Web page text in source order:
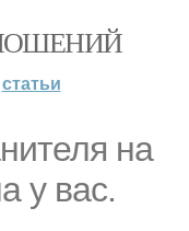
статьи
на
у вас.